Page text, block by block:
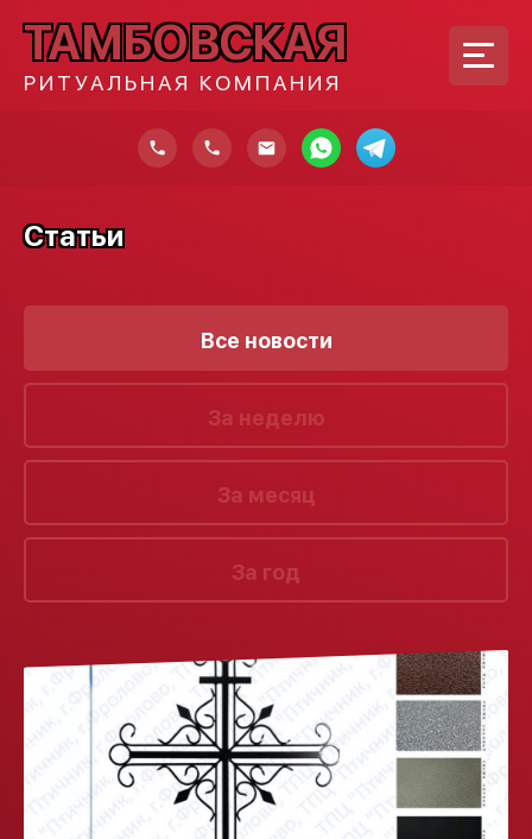
ТАМБОВСКАЯ
РИТУАЛЬНАЯ КОМПАНИЯ
Статьи
Все новости
За неделю
За месяц
За год